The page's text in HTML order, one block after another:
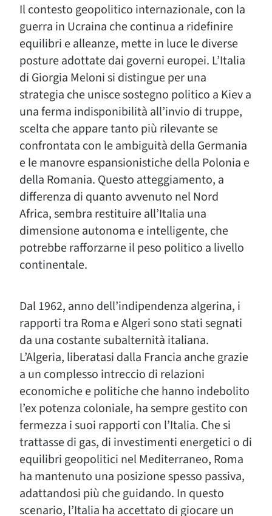
Il contesto geopolitico internazionale, con la
guerra in Ucraina che continua a ridefinire
equilibri e alleanze, mette in luce le diverse
posture adottate dai governi europei. L’Italia
di Giorgia Meloni si distingue per una
strategia che unisce sostegno politico a Kiev a
una ferma indisponibilità all’invio di truppe,
scelta che appare tanto più rilevante se
confrontata con le ambiguità della Germania
e le manovre espansionistiche della Polonia e
della Romania. Questo atteggiamento, a
differenza di quanto avvenuto nel Nord
Africa, sembra restituire all’Italia una
dimensione autonoma e intelligente, che
potrebbe rafforzarne il peso politico a livello
continentale.
Dal 1962, anno dell’indipendenza algerina, i
rapporti tra Roma e Algeri sono stati segnati
da una costante subalternità italiana.
L’Algeria, liberatasi dalla Francia anche grazie
a un complesso intreccio di relazioni
economiche e politiche che hanno indebolito
l’ex potenza coloniale, ha sempre gestito con
fermezza i suoi rapporti con l’Italia. Che si
trattasse di gas, di investimenti energetici o di
equilibri geopolitici nel Mediterraneo, Roma
ha mantenuto una posizione spesso passiva,
adattandosi più che guidando. In questo
scenario, l’Italia ha accettato di giocare un